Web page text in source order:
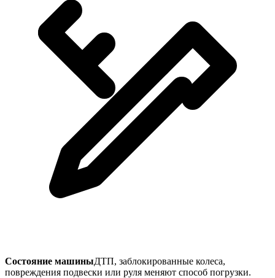
Состояние машиныДТП, заблокированные колеса,
повреждения подвески или руля меняют способ погрузки.